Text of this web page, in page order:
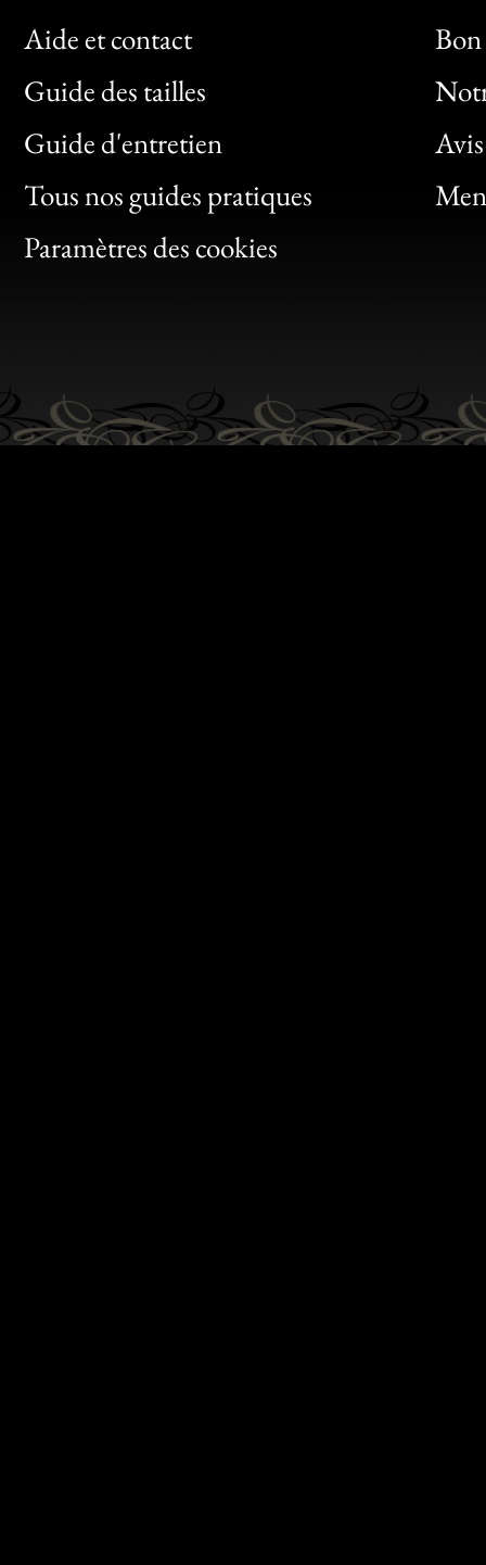
Aide et contact
Guide des tailles
Guide d'entretien
Tous nos guides pratiques
Paramètres des cookies
Bon
Clic